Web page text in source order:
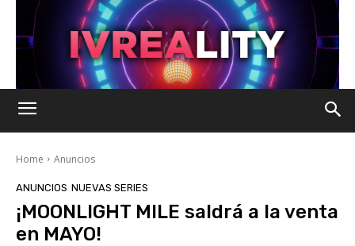
Home Anuncios
ANUNCIOS NUEVAS SERIES
¡MOONLIGHT MILE saldrá a la venta
en MAYO!